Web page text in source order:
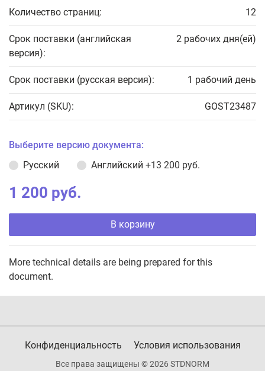
Количество страниц: 12
Срок поставки (английская
версия):
2 рабочих дня(ей)
Срок поставки (русская версия): 1 рабочий день
Артикул (SKU): GOST23487
Выберите версию документа:
Русский
Английский +13 200 руб.
1 200 руб.
В корзину
More technical details are being prepared for this
document.
Конфиденциальность Условия использования
Все права защищены © 2026 STDNORM